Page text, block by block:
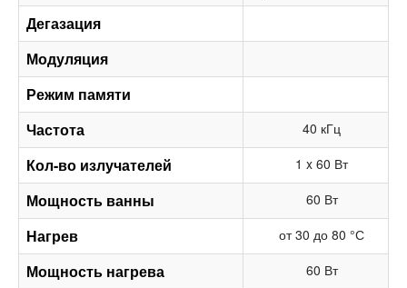
Дегазация
Модуляция
Режим памяти
Частота
40 кГц
Кол-во излучателей 1 x 60 Вт
Мощность ванны 60 Вт
Нагрев от 30 до 80 °С
Мощность нагрева 60 Вт